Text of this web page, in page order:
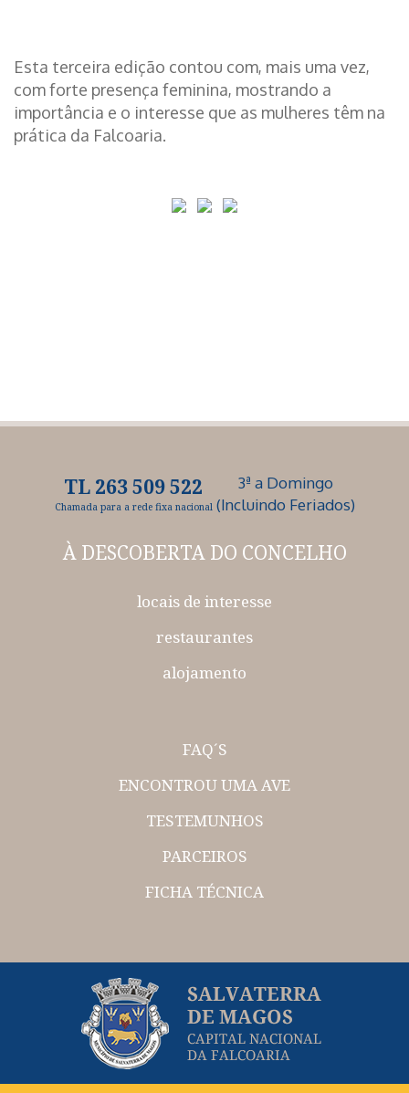
Esta terceira edição contou com, mais uma vez,
com forte presença feminina, mostrando a
importância e o interesse que as mulheres têm na
prática da Falcoaria.
TL 263 509 522
Chamada para a rede fixa nacional
3ª a Domingo
(Incluindo Feriados)
À DESCOBERTADO CONCELHO
locais de interesse
restaurantes
alojamento
FAQ´S
ENCONTROU UMA AVE
TESTEMUNHOS
PARCEIROS
FICHA TÉCNICA